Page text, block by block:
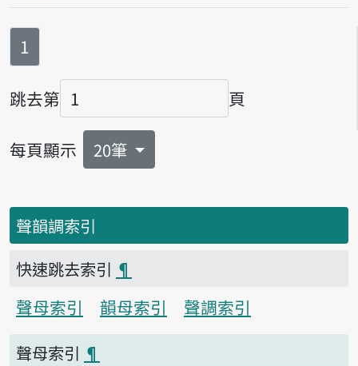
第
1
跳去第
頁碼
頁
每頁顯示 20筆
聲韻調索引
快速跳去索引 ¶
聲母索引
韻母索引
聲調索引
聲母索引 ¶